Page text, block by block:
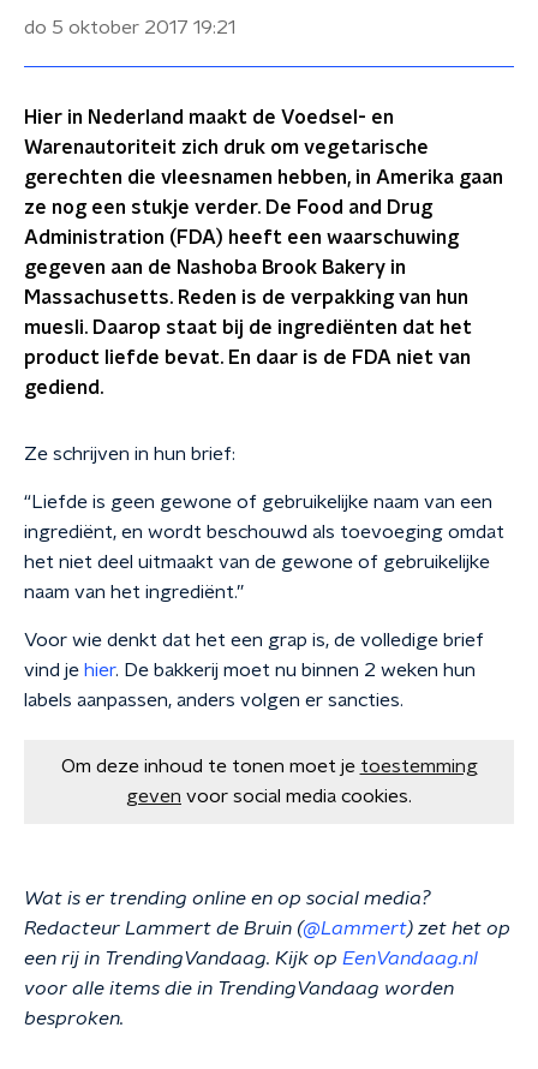
do 5 oktober 2017 19:21
Hier in Nederland maakt de Voedsel- en
Warenautoriteit zich druk om vegetarische
gerechten die vleesnamen hebben, in Amerika gaan
ze nog een stukje verder. De Food and Drug
Administration (FDA) heeft een waarschuwing
gegeven aan de Nashoba Brook Bakery in
Massachusetts. Reden is de verpakking van hun
muesli. Daarop staat bij de ingrediënten dat het
product liefde bevat. En daar is de FDA niet van
gediend.
Ze schrijven in hun brief:
“Liefde is geen gewone of gebruikelijke naam van een
ingrediënt, en wordt beschouwd als toevoeging omdat
het niet deel uitmaakt van de gewone of gebruikelijke
naam van het ingrediënt.”
Voor wie denkt dat het een grap is, de volledige brief
vind je hier. De bakkerij moet nu binnen 2 weken hun
labels aanpassen, anders volgen er sancties.
Om deze inhoud te tonen moet je toestemming
geven voor social media cookies.
Wat is er trending online en op social media?
Redacteur Lammert de Bruin (@Lammert) zet het op
een rij in TrendingVandaag. Kijk op EenVandaag.nl
voor alle items die in TrendingVandaag worden
besproken.